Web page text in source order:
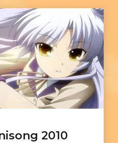
2010